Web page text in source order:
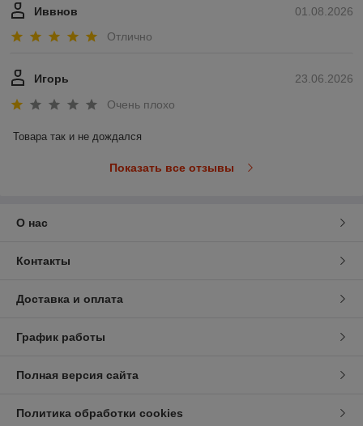
01.08.2026
Иввнов
Отлично
23.06.2026
Игорь
Очень плохо
Товара так и не дождался
Показать все отзывы
О нас
Контакты
Доставка и оплата
График работы
Полная версия сайта
Политика обработки cookies